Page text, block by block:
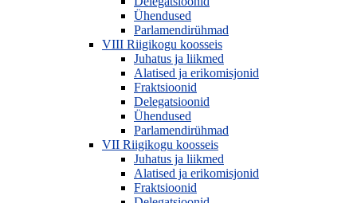
Ühendused
Parlamendirühmad
VIII Riigikogu koosseis
Juhatus ja liikmed
Alatised ja erikomisjonid
Fraktsioonid
Delegatsioonid
Ühendused
Parlamendirühmad
VII Riigikogu koosseis
Juhatus ja liikmed
Alatised ja erikomisjonid
Fraktsioonid